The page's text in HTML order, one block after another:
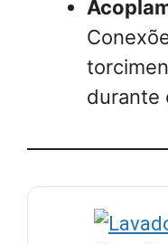
durante